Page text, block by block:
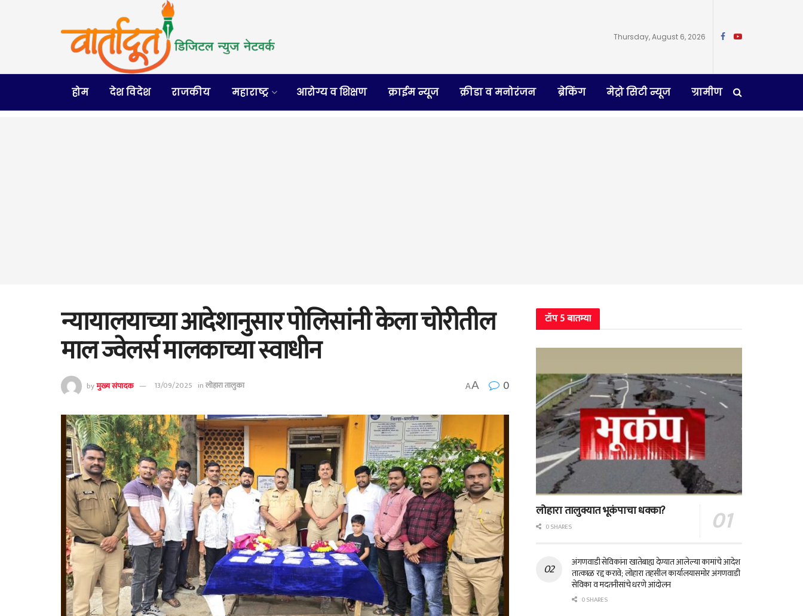
Thursday, August 6, 2026
होम देश विदेश राजकीय महाराष्ट्र आरोग्य व शिक्षण क्राईम न्यूज क्रीडा व मनोरंजन ब्रेकिंग मेट्रो सिटी न्यूज ग्रामीण
न्यायालयाच्या आदेशानुसार पोलिसांनी केला चोरीतील
माल ज्वेलर्स मालकाच्या स्वाधीन
byमुख्य संपादक 13/09/2025 inलोहारा तालुका AA 0
टॉप 5 बातम्या
लोहारा तालुक्यात भूकंपाचा धक्का?
0 SHARES
अंगणवाडी सेविकांना खातेबाह्य देण्यात आलेल्या कामांचे आदेश
तात्काळ रद्द करावे; लोहारा तहसील कार्यालयासमोर अंगणवाडी
सेविका व मदतनीसांचे धरणे आंदोलन
0 SHARES